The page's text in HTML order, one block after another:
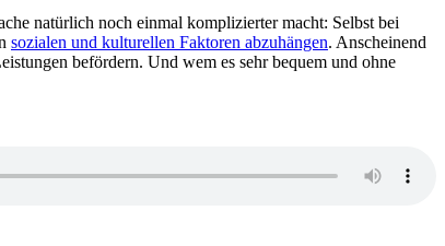
natürlich noch einmal komplizierter macht: Selbst bei
sozialen und kulturellen Faktoren abzuhängen. Anscheinend
befördern. Und wem es sehr bequem und ohne